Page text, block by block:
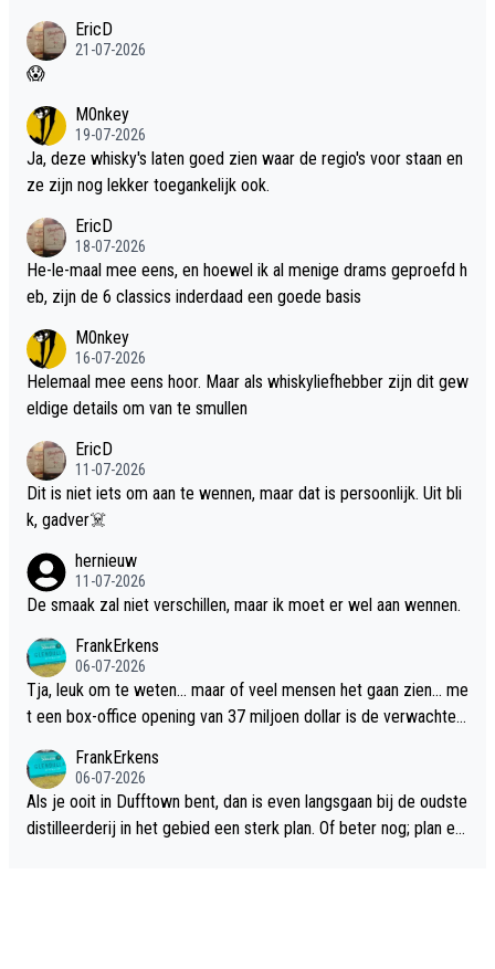
EricD
21-07-2026
😱
M0nkey
19-07-2026
Ja, deze whisky's laten goed zien waar de regio's voor staan en
ze zijn nog lekker toegankelijk ook.
EricD
18-07-2026
He-le-maal mee eens, en hoewel ik al menige drams geproefd h
eb, zijn de 6 classics inderdaad een goede basis
M0nkey
16-07-2026
Helemaal mee eens hoor. Maar als whiskyliefhebber zijn dit gew
eldige details om van te smullen
EricD
11-07-2026
Dit is niet iets om aan te wennen, maar dat is persoonlijk. Uit bli
k, gadver☠️
hernieuw
11-07-2026
De smaak zal niet verschillen, maar ik moet er wel aan wennen.
FrankErkens
06-07-2026
Tja, leuk om te weten... maar of veel mensen het gaan zien... me
t een box-office opening van 37 miljoen dollar is de verwachte
FrankErkens
06-07-2026
Als je ooit in Dufftown bent, dan is even langsgaan bij de oudste
distilleerderij in het gebied een sterk plan. Of beter nog; plan ee